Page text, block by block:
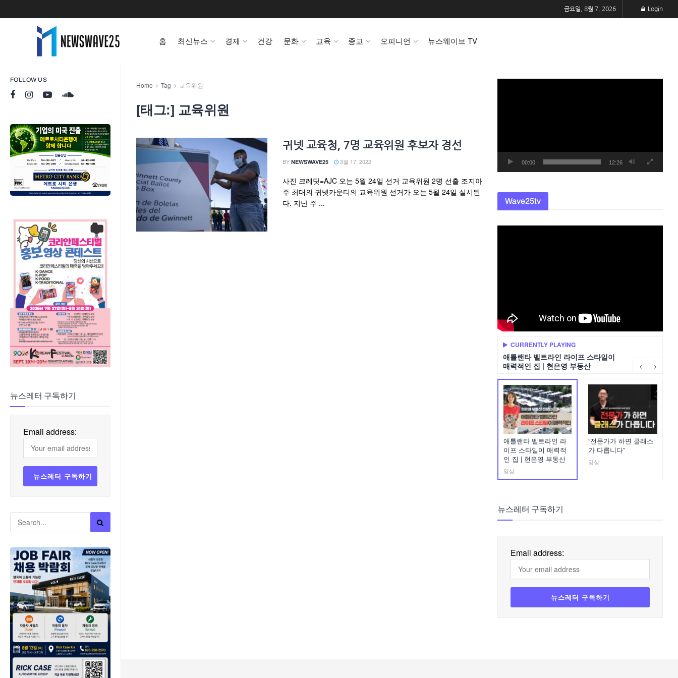
FOLLOW US
뉴스레터 구독하기
Email address:
금요일, 8월 7, 2026 Login
홈 최신뉴스 경제 건강 문화 교육 종교 오피니언 뉴스웨이브 TV
Home Tag 교육위원
[태그:] 교육위원
귀넷 교육청, 7명 교육위원 후보자 경선
BY NEWSWAVE25 3월 17, 2022
사진 크레딧=AJC 오는 5월 24일 선거 교육위원 2명 선출 조지아
주 최대의 귀넷카운티의 교육위원 선거가 오는 5월 24일 실시된
다. 지난 주 ...
00:00 12:26
Wave25tv
CURRENTLY PLAYING
애틀랜타 벨트라인 라이프 스타일이
매력적인 집 | 현은영 부동산
애틀랜타 벨트라인 라
이프 스타일이 매력적
인 집 | 현은영 부동산
영상
“전문가가 하면 클래스
가 다릅니다”
영상
뉴스레터 구독하기
Email address: